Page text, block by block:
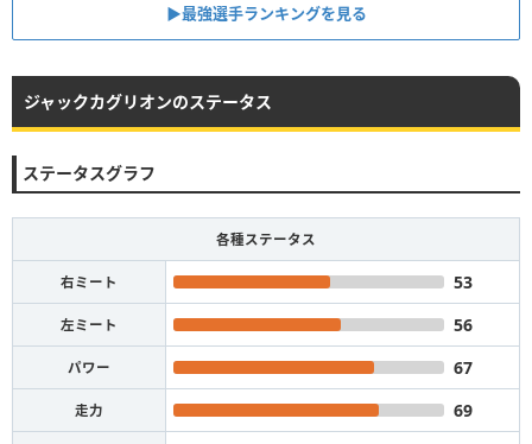
▶︎最強選手ランキングを見る
ジャックカグリオンのステータス
ステータスグラフ
各種ステータス
右ミート 53
左ミート 56
パワー 67
走力 69